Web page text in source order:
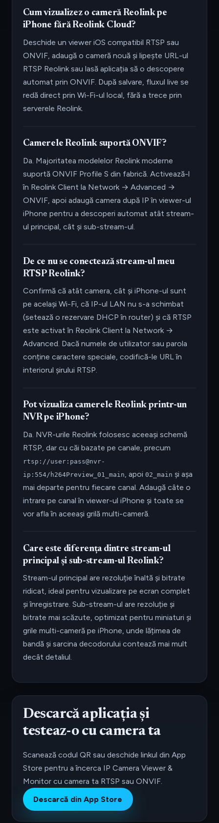
Cum vizualizez o cameră Reolink pe
iPhone fără Reolink Cloud?
Deschide un viewer iOS compatibil RTSP sau
ONVIF, adaugă o cameră nouă și lipește URL-ul
RTSP Reolink sau lasă aplicația să o descopere
automat prin ONVIF. După salvare, fluxul live se
redă direct prin Wi-Fi-ul local, fără a trece prin
serverele Reolink.
Camerele Reolink suportă ONVIF?
Da. Majoritatea modelelor Reolink moderne
suportă ONVIF Profile S din fabrică. Activează-l
în Reolink Client la Network → Advanced →
ONVIF, apoi adaugă camera după IP în viewer-ul
iPhone pentru a descoperi automat atât stream-
ul principal, cât și sub-stream-ul.
De ce nu se conectează stream-ul meu
RTSP Reolink?
Confirmă că atât camera, cât și iPhone-ul sunt
pe același Wi-Fi, că IP-ul LAN nu s-a schimbat
(setează o rezervare DHCP în router) și că RTSP
este activat în Reolink Client la Network →
Advanced. Dacă numele de utilizator sau parola
conține caractere speciale, codifică-le URL în
interiorul șirului RTSP.
Pot vizualiza camerele Reolink printr-un
NVR pe iPhone?
Da. NVR-urile Reolink folosesc aceeași schemă
RTSP, dar cu căi bazate pe canale, precum
rtsp://user:pass@nvr-
ip:554/h264Preview_01_main, apoi 02_main și așa
mai departe pentru fiecare canal. Adaugă câte o
intrare pe canal în viewer-ul iPhone și toate se
vor afla în aceeași grilă multi-cameră.
Care este diferența dintre stream-ul
principal și sub-stream-ul Reolink?
Stream-ul principal are rezoluție înaltă și bitrate
ridicat, ideal pentru vizualizare pe ecran complet
și înregistrare. Sub-stream-ul are rezoluție și
bitrate mai scăzute, optimizat pentru miniaturi și
grile multi-cameră pe iPhone, unde lățimea de
bandă și sarcina decodorului contează mai mult
decât detaliul.
Descarcă aplicația și
testeaz-o cu camera ta
Scanează codul QR sau deschide linkul din App
Store pentru a încerca IP Camera Viewer &
Monitor cu camera ta RTSP sau ONVIF.
Descarcă din App Store